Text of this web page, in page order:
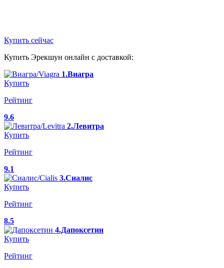
Купить сейчас
Купить Эрекшун онлайн с доставкой:
1.Виагра
Купить
Рейтинг
9.6
2.Левитра
Купить
Рейтинг
9.1
3.Сиалис
Купить
Рейтинг
8.5
4.Дапоксетин
Купить
Рейтинг